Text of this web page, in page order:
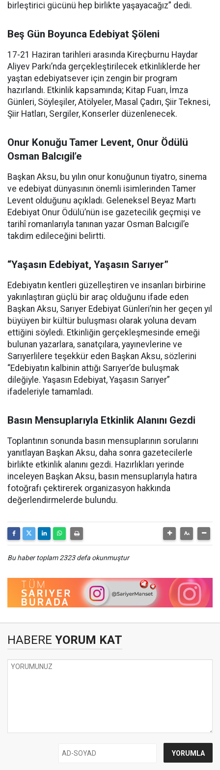
birleştirici gücünü hep birlikte yaşayacağız” dedi.
Beş Gün Boyunca Edebiyat Şöleni
17-21 Haziran tarihleri arasında Kireçburnu Haydar
Aliyev Parkı’nda gerçekleştirilecek etkinliklerde her
yaştan edebiyatsever için zengin bir program
hazırlandı. Etkinlik kapsamında; Kitap Fuarı, İmza
Günleri, Söyleşiler, Atölyeler, Masal Çadırı, Şiir Teknesi,
Şiir Hatları, Sergiler, Konserler düzenlenecek.
Onur Konuğu Tamer Levent, Onur Ödülü
Osman Balcıgil’e
Başkan Aksu, bu yılın onur konuğunun tiyatro, sinema
ve edebiyat dünyasının önemli isimlerinden Tamer
Levent olduğunu açıkladı. Geleneksel Beyaz Martı
Edebiyat Onur Ödülü’nün ise gazetecilik geçmişi ve
tarihî romanlarıyla tanınan yazar Osman Balcıgil’e
takdim edileceğini belirtti.
“Yaşasın Edebiyat, Yaşasın Sarıyer”
Edebiyatın kentleri güzelleştiren ve insanları birbirine
yakınlaştıran güçlü bir araç olduğunu ifade eden
Başkan Aksu, Sarıyer Edebiyat Günleri’nin her geçen yıl
büyüyen bir kültür buluşması olarak yoluna devam
ettiğini söyledi. Etkinliğin gerçekleşmesinde emeği
bulunan yazarlara, sanatçılara, yayınevlerine ve
Sarıyerlilere teşekkür eden Başkan Aksu, sözlerini
“Edebiyatın kalbinin attığı Sarıyer’de buluşmak
dileğiyle. Yaşasın Edebiyat, Yaşasın Sarıyer”
ifadeleriyle tamamladı.
Basın Mensuplarıyla Etkinlik Alanını Gezdi
Toplantının sonunda basın mensuplarının sorularını
yanıtlayan Başkan Aksu, daha sonra gazetecilerle
birlikte etkinlik alanını gezdi. Hazırlıkları yerinde
inceleyen Başkan Aksu, basın mensuplarıyla hatıra
fotoğrafı çektirerek organizasyon hakkında
değerlendirmelerde bulundu.
Bu haber toplam 2323 defa okunmuştur
HABERE YORUM KAT